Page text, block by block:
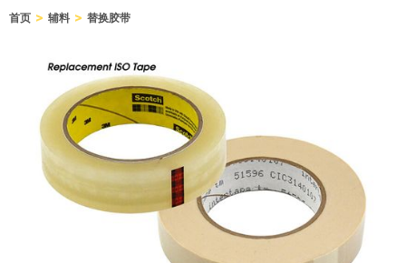
首页 > 辅料 > 替换胶带